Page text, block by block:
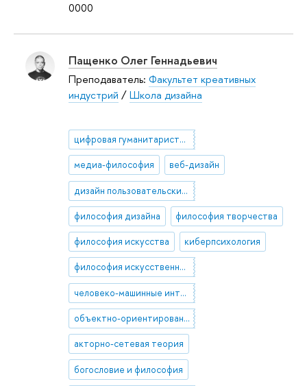
0000
Пащенко Олег Геннадьевич
Преподаватель: Факультет креативных
индустрий /Школа дизайна
цифровая гуманитаристика
медиа-философия веб-дизайн
дизайн пользовательских интерфейсов
философия дизайна философия творчества
философия искусства киберпсихология
философия искусственного интеллекта
человеко-машинные интерфейсы
объектно-ориентированная онтология
акторно-сетевая теория
богословие и философия